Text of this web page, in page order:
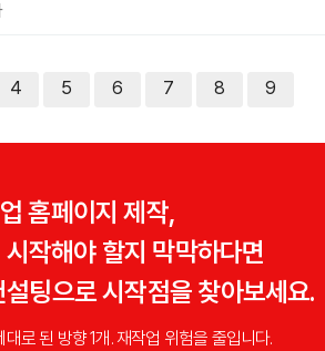
4 5 6 7 8
9
홈페이지 제작,
작해야 할지 막막하다면
팅으로 시작점을 찾아보세요.
로 된 방향 1개. 재작업 위험을 줄입니다.